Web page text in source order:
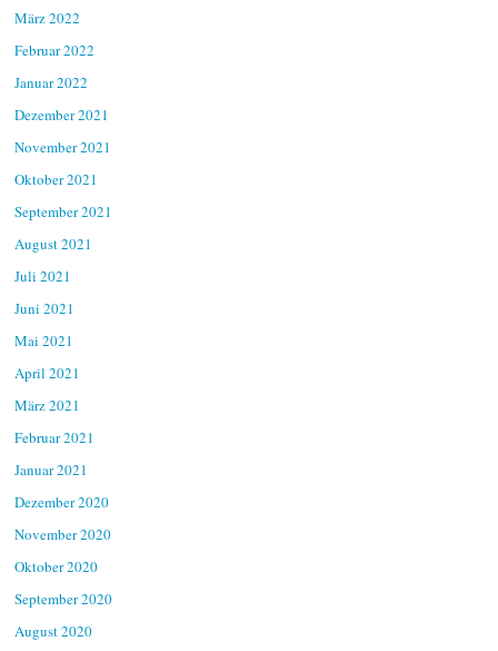
März 2022
Februar 2022
Januar 2022
Dezember 2021
November 2021
Oktober 2021
September 2021
August 2021
Juli 2021
Juni 2021
Mai 2021
April 2021
März 2021
Februar 2021
Januar 2021
Dezember 2020
November 2020
Oktober 2020
September 2020
August 2020